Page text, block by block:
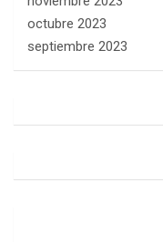
octubre 2023
septiembre 2023